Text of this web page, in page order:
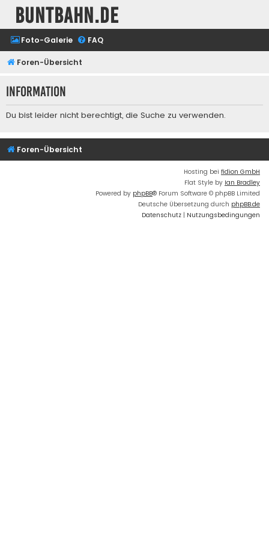
buntbahn.de
Foto-Galerie FAQ
Foren-Übersicht
Information
Du bist leider nicht berechtigt, die Suche zu verwenden.
Foren-Übersicht
Hosting bei fidion GmbH
Flat Style by Ian Bradley
Powered by phpBB® Forum Software © phpBB Limited
Deutsche Übersetzung durch phpBB.de
Datenschutz | Nutzungsbedingungen